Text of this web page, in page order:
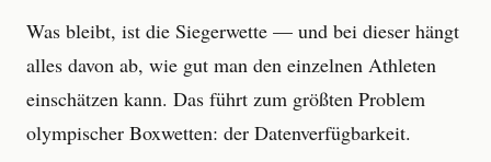
Was bleibt, ist die Siegerwette — und bei dieser hängt
alles davon ab, wie gut man den einzelnen Athleten
einschätzen kann. Das führt zum größten Problem
olympischer Boxwetten: der Datenverfügbarkeit.